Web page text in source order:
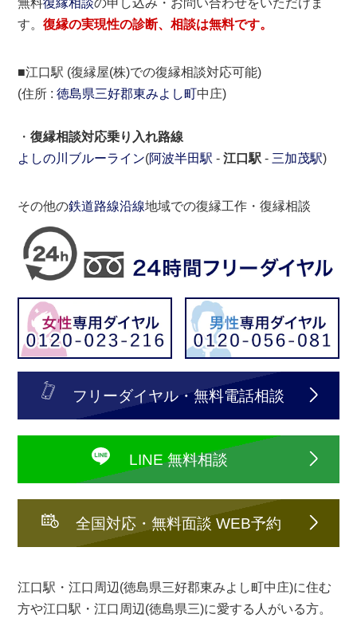
無料復縁相談の申し込み・お問い合わせをいただけま
す。復縁の実現性の診断、相談は無料です。
■江口駅 (復縁屋(株)での復縁相談対応可能)
(住所 :徳島県三好郡東みよし町中庄)
・復縁相談対応乗り入れ路線
よしの川ブルーライン(阿波半田駅 -江口駅 - 三加茂駅)
その他の鉄道路線沿線地域での復縁工作・復縁相談
フリーダイヤル・無料電話相談
LINE 無料相談
全国対応・無料面談 WEB予約
江口駅・江口周辺(徳島県三好郡東みよし町中庄)に住む
方や江口駅・江口周辺(徳島県三)に愛する人がいる方。